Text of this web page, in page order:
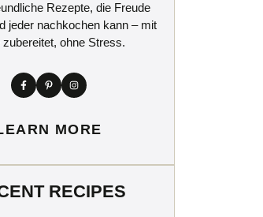
Rezepte, die Freude
jeder nachkochen kann – mit
zubereitet, ohne Stress.
MORE
RECIPES